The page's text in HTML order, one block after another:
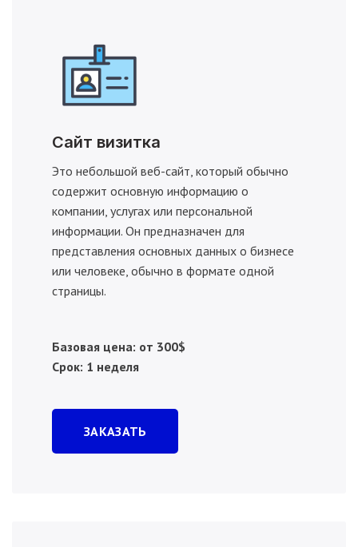
Сайт визитка
Это небольшой веб-сайт, который обычно
содержит основную информацию о
компании, услугах или персональной
информации. Он предназначен для
представления основных данных о бизнесе
или человеке, обычно в формате одной
страницы.
Базовая цена: от 300$
Срок: 1 неделя
ЗАКАЗАТЬ